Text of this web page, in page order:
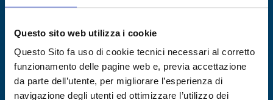
Questo sito web utilizza i cookie
Questo Sito fa uso di cookie tecnici necessari al corretto
funzionamento delle pagine web e, previa accettazione
da parte dell’utente, per migliorare l’esperienza di
navigazione degli utenti ed ottimizzare l’utilizzo dei
Expires on09 marzo 2027